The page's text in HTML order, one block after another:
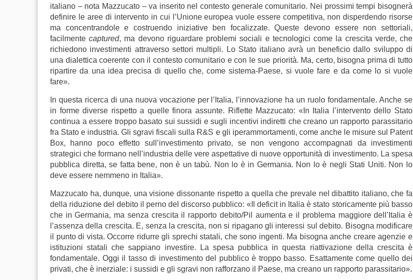
italiano – nota Mazzucato – va inserito nel contesto generale comunitario. Nei prossimi tempi bisognerà
definire le aree di intervento in cui l’Unione europea vuole essere competitiva, non disperdendo risorse
ma concentrandole e costruendo iniziative ben focalizzate. Queste devono essere non settoriali,
facilmentecaptured, ma devono riguardare problemi sociali e tecnologici come la crescita verde, che
richiedono investimenti attraverso settori multipli. Lo Stato italiano avrà un beneficio dallo sviluppo di
una dialettica coerente con il contesto comunitario e con le sue priorità. Ma, certo, bisogna prima di tutto
ripartire da una idea precisa di quello che, come sistema-Paese, si vuole fare e da come lo si vuole
fare».
In questa ricerca di una nuova vocazione per l’Italia, l’innovazione ha un ruolo fondamentale. Anche se
in forme diverse rispetto a quelle finora assunte. Riflette Mazzucato: «In Italia l’intervento dello Stato
continua a essere troppo basato sui sussidi e sugli incentivi indiretti che creano un rapporto parassitario
fra Stato e industria. Gli sgravi fiscali sulla R&S e gli iperammortamenti, come anche le misure sul Patent
Box, hanno poco effetto sull’investimento privato, se non vengono accompagnati da investimenti
strategici che formano nell’industria delle vere aspettative di nuove opportunità di investimento. La spesa
pubblica diretta, se fatta bene, non è un tabù. Non lo è in Germania. Non lo è negli Stati Uniti. Non lo
deve essere nemmeno in Italia».
Mazzucato ha, dunque, una visione dissonante rispetto a quella che prevale nel dibattito italiano, che fa
della riduzione del debito il perno del discorso pubblico: «Il deficit in Italia è stato storicamente più basso
che in Germania, ma senza crescita il rapporto debito/Pil aumenta e il problema maggiore dell’Italia è
l’assenza della crescita. E, senza la crescita, non si ripagano gli interessi sul debito. Bisogna modificare
il punto di vista. Occorre ridurre gli sprechi statali, che sono ingenti. Ma bisogna anche creare agenzie e
istituzioni statali che sappiano investire. La spesa pubblica in questa riattivazione della crescita è
fondamentale. Oggi il tasso di investimento del pubblico è troppo basso. Esattamente come quello dei
privati, che è inerziale: i sussidi e gli sgravi non rafforzano il Paese, ma creano un rapporto parassitario».